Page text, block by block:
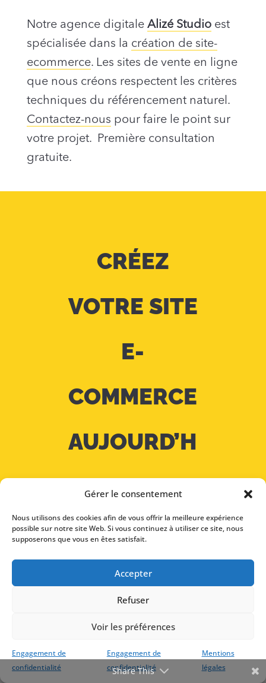
Gérer le consentement
Nous utilisons des cookies afin de vous offrir la meilleure expérience
possible sur notre site Web. Si vous continuez à utiliser ce site, nous
supposerons que vous en êtes satisfait.
Accepter
Refuser
Voir les préférences
Engagement de
confidentialité
Engagement de
confidentialité
Mentions
légales
Notre agence digitale Alizé Studioest
spécialisée dans la création de site-
ecommerce. Les sites de vente en ligne
que nous créons respectent les critères
techniques du référencement naturel.
Contactez-nous pour faire le point sur
votre projet. Première consultation
gratuite.
CRÉEZ
VOTRE SITE
E-
COMMERCE
AUJOURD’H
UI
GRATUITE
Share This